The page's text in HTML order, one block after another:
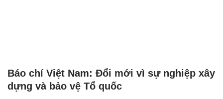
Báo chí Việt Nam: Đổi mới vì sự nghiệp xây
dựng và bảo vệ Tổ quốc